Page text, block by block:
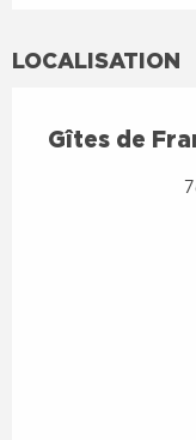
LOCALISATION
Gîtes de